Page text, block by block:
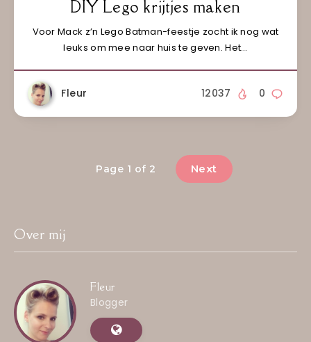
DIY Lego krijtjes maken
Voor Mack z’n Lego Batman-feestje zocht ik nog wat
leuks om mee naar huis te geven. Het…
Fleur 0
12037
Page 1 of 2 Next
Over mij
Fleur
Blogger